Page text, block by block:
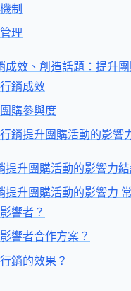
制
理
成效、創造話題：提升
銷成效
購參與度
銷提升團購活動的影響
提升團購活動的影響力
升團購活動的影響力
響者？
響者合作方案？
銷的效果？